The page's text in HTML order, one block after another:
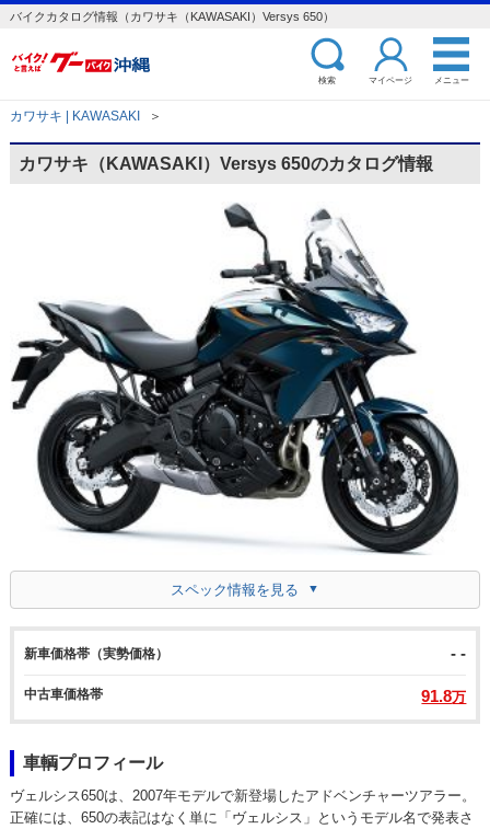
バイクカタログ情報（カワサキ（KAWASAKI）Versys 650）
検索 マイページ メニュー
カワサキ | KAWASAKI ＞
カワサキ（KAWASAKI）Versys 650のカタログ情報
スペック情報を見る
新車価格帯（実勢価格） - -
中古車価格帯 91.8万
車輌プロフィール
ヴェルシス650は、2007年モデルで新登場したアドベンチャーツアラー。
正確には、650の表記はなく単に「ヴェルシス」というモデル名で発表さ